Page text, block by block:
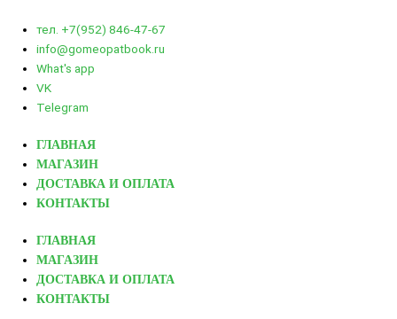
тел. +7(952) 846-47-67
info@gomeopatbook.ru
What's app
VK
Telegram
ГЛАВНАЯ
МАГАЗИН
ДОСТАВКА И ОПЛАТА
КОНТАКТЫ
ГЛАВНАЯ
МАГАЗИН
ДОСТАВКА И ОПЛАТА
КОНТАКТЫ